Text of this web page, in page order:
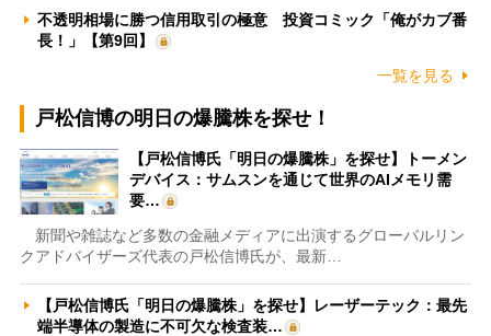
不透明相場に勝つ信用取引の極意 投資コミック「俺がカブ番
長！」【第9回】
一覧を見る
戸松信博の明日の爆騰株を探せ！
【戸松信博氏「明日の爆騰株」を探せ】トーメン
デバイス：サムスンを通じて世界のAIメモリ需
要…
新聞や雑誌など多数の金融メディアに出演するグローバルリン
クアドバイザーズ代表の戸松信博氏が、最新…
【戸松信博氏「明日の爆騰株」を探せ】レーザーテック：最先
端半導体の製造に不可欠な検査装…